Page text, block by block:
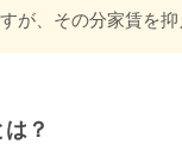
が、その分家賃を抑
？